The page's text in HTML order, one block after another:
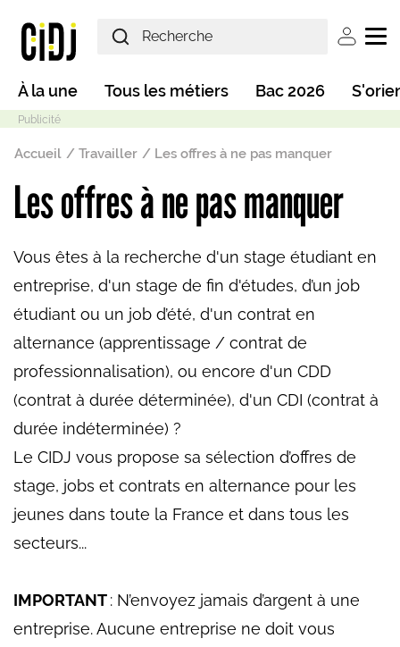
User
Main navigation
À la une Tous les métiers Bac 2026
Fil d'Ariane
Accueil Travailler Les offres à ne pas manquer
Les offres à ne pas manquer
Vous êtes à la recherche d'un stage étudiant en
entreprise, d'un stage de fin d'études, d’un job
étudiant ou un job d’été, d'un contrat en
alternance (apprentissage / contrat de
professionnalisation), ou encore d'un CDD
(contrat à durée déterminée), d'un CDI (contrat à
durée indéterminée) ?
Le CIDJ vous propose sa sélection d’offres de
stage, jobs et contrats en alternance pour les
jeunes dans toute la France et dans tous les
secteurs...
IMPORTANT: N’envoyez jamais d’argent à une
entreprise. Aucune entreprise ne doit vous